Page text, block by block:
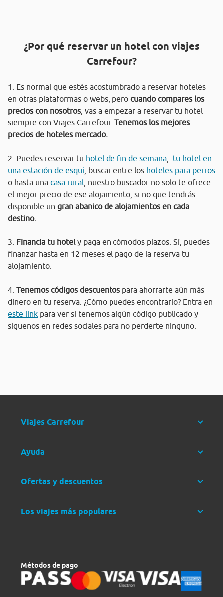
¿Por qué reservar un hotel con viajes
Carrefour?
1. Es normal que estés acostumbrado a reservar hoteles
en otras plataformas o webs, pero cuando compares los
precios con nosotros, vas a empezar a reservar tu hotel
siempre con Viajes Carrefour. Tenemos los mejores
precios de hoteles mercado.
2. Puedes reservar tu hotel de fin de semana
tu hotel en
una estación de esquí , buscar entre los hoteles para perros
o hasta una casa rural , nuestro buscador no solo te ofrece
el mejor precio de ese alojamiento, si no que tendrás
disponible un gran abanico de alojamientos en cada
destino.
3. Financia tu hotely paga en cómodos plazos. Sí, puedes
finanzar hasta en 12 meses el pago de la reserva tu
alojamiento.
4. Tenemos códigos descuentos para ahorrarte aún más
dinero en tu reserva. ¿Cómo puedes encontrarlo? Entra en
este link para ver si tenemos algún código publicado y
síguenos en redes sociales para no perderte ninguno.
Viajes Carrefour
Ayuda
Ofertas y descuentos
Los viajes más populares
Métodos de pago